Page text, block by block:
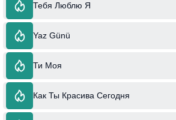
Тебя Люблю Я
Yaz Günü
Ти Моя
Как Ты Красива Сегодня